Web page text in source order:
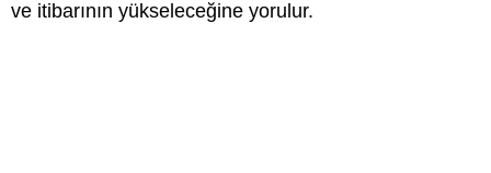
ve itibarının yükseleceğine yorulur.